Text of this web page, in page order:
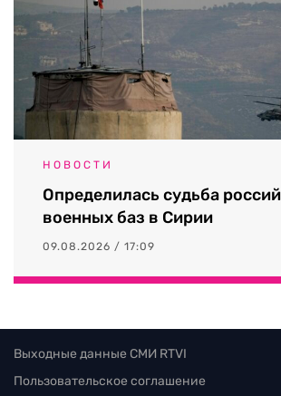
НОВОСТИ
Определилась судьба
военных баз в Сирии
09.08.2026 / 17:09
Выходные данные СМИ RTVI
Пользовательское соглашение